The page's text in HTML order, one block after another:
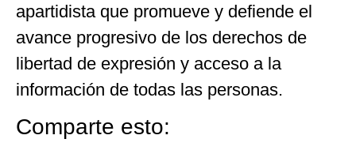
apartidista que promueve y defiende el
avance progresivo de los derechos de
libertad de expresión y acceso a la
información de todas las personas.
Comparte esto: